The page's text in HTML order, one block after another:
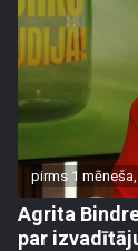
pirms 1
Agrita
par